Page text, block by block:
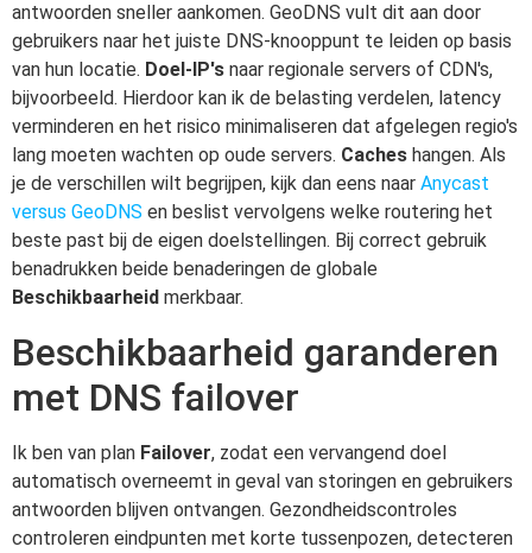
antwoorden sneller aankomen. GeoDNS vult dit aan door
gebruikers naar het juiste DNS-knooppunt te leiden op basis
van hun locatie. Doel-IP's naar regionale servers of CDN's,
bijvoorbeeld. Hierdoor kan ik de belasting verdelen, latency
verminderen en het risico minimaliseren dat afgelegen regio's
lang moeten wachten op oude servers. Caches hangen. Als
je de verschillen wilt begrijpen, kijk dan eens naar Anycast
versus GeoDNS en beslist vervolgens welke routering het
beste past bij de eigen doelstellingen. Bij correct gebruik
benadrukken beide benaderingen de globale
Beschikbaarheid merkbaar.
Beschikbaarheid garanderen
met DNS failover
Ik ben van plan Failover, zodat een vervangend doel
automatisch overneemt in geval van storingen en gebruikers
antwoorden blijven ontvangen. Gezondheidscontroles
controleren eindpunten met korte tussenpozen, detecteren